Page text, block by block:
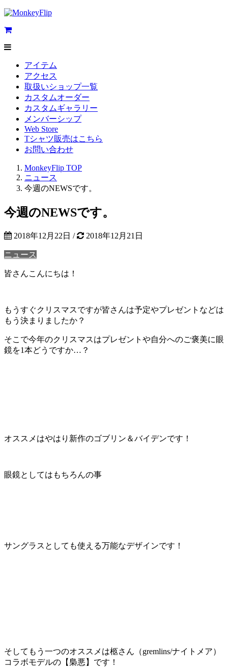
アイテム
アクセス
取扱いショップ一覧
カスタムオーダー
カスタムギャラリー
メンバーシップ
Web Store
Tシャツ販売はこちら
お問い合わせ
MonkeyFlip TOP
ニュース
今週のNEWSです。
今週のNEWSです。
2018年12月22日 / 2018年12月21日
ニュース
皆さんこんにちは！
もうすぐクリスマスですが皆さんは予定やプレゼントなどは
もう決まりましたか？
そこで今年のクリスマスはプレゼントや自分へのご褒美に眼
鏡を1本どうですか…？
オススメはやはり新作のゴブリン＆バイデンです！
眼鏡としてはもちろんの事
サングラス としても使える万能なデザインです！
そしてもう一つのオススメは柩さん（gremlins/ナイトメア）
コラボモデルの 【梟悪】 です！